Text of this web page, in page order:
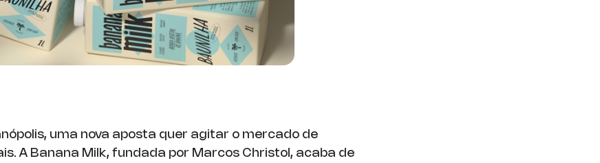
uma nova aposta quer agitar o mercado de
A Banana Milk, fundada por Marcos Christol, acaba de